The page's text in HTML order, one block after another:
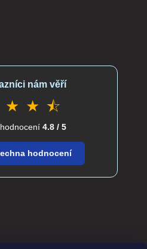
nám věří
★ ★ ⯪
4.8 / 5
hodnocení